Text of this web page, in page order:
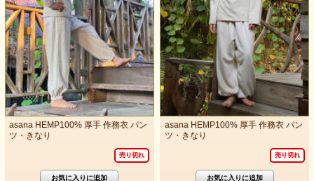
asana HEMP100% 厚手 作務衣 パン
ツ・きなり
売り切れ
asana HEMP100% 厚手 作務衣 パン
ツ・きなり
売り切れ